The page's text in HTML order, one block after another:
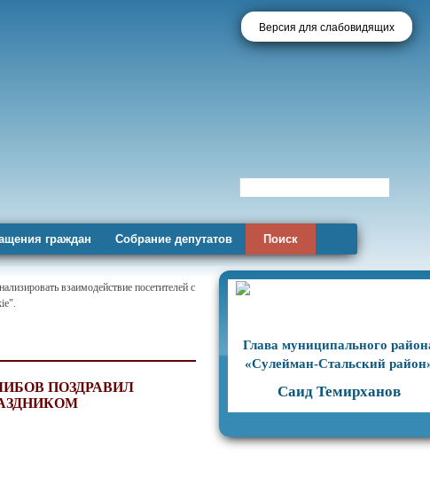
Версия для слабовидящих
граждан Собрание депутатов Поиск
взаимодействие посетителей с
ПОЗДРАВИЛ
Глава муниципального
«Сулейман-Стальский
Саид Темирханов